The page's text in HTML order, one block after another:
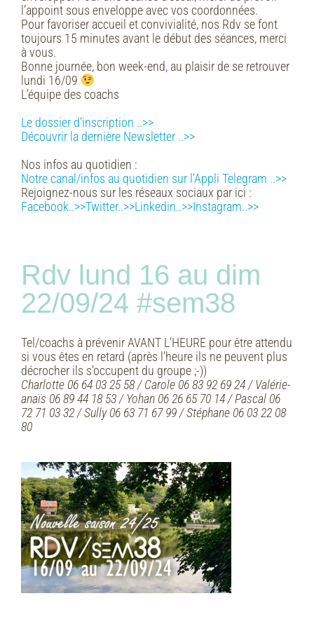
l’appoint sous enveloppe avec vos coordonnées.
Pour favoriser accueil et convivialité, nos Rdv se font
toujours 15 minutes avant le début des séances, merci
à vous.
Bonne journée, bon week-end, au plaisir de se retrouver
lundi 16/09
L’équipe des coachs
Le dossier d’inscription ..>>
Découvrir la dernière Newsletter ..>>
Nos infos au quotidien :
Notre canal/infos au quotidien sur l’Appli Telegram ..>>
Rejoignez-nous sur les réseaux sociaux par ici :
Facebook..>>Twitter..>>Linkedin..>>Instagram..>>
Rdv lund 16 au dim
22/09/24 #sem38
Tel/coachs à prévenir AVANT L’HEURE pour être attendu
si vous êtes en retard (après l’heure ils ne peuvent plus
décrocher ils s’occupent du groupe ;-))
Charlotte 06 64 03 25 58 / Carole 06 83 92 69 24 / Valérie-
anaïs 06 89 44 18 53 / Yohan 06 26 65 70 14 /Pascal 06
72 71 03 32 / Sully 06 63 71 67 99 / Stéphane 06 03 22 08
80